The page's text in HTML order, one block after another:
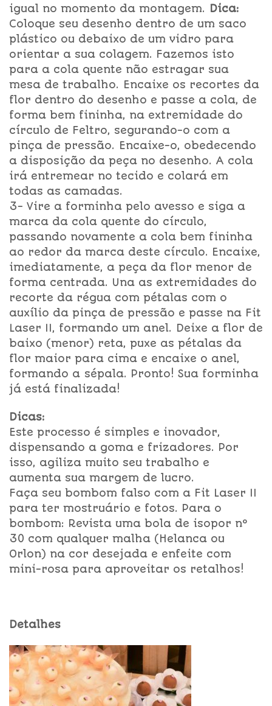
igual no momento da montagem. Dica:
Coloque seu desenho dentro de um saco
plástico ou debaixo de um vidro para
orientar a sua colagem. Fazemos isto
para a cola quente não estragar sua
mesa de trabalho. Encaixe os recortes da
flor dentro do desenho e passe a cola, de
forma bem fininha, na extremidade do
círculo de Feltro, segurando-o com a
pinça de pressão. Encaixe-o, obedecendo
a disposição da peça no desenho. A cola
irá entremear no tecido e colará em
todas as camadas.
3- Vire a forminha pelo avesso e siga a
marca da cola quente do círculo,
passando novamente a cola bem fininha
ao redor da marca deste círculo. Encaixe,
imediatamente, a peça da flor menor de
forma centrada. Una as extremidades do
recorte da régua com pétalas com o
auxílio da pinça de pressão e passe na Fit
Laser II, formando um anel. Deixe a flor de
baixo (menor) reta, puxe as pétalas da
flor maior para cima e encaixe o anel,
formando a sépala. Pronto! Sua forminha
já está finalizada!
Dicas:
Este processo é simples e inovador,
dispensando a goma e frizadores. Por
isso, agiliza muito seu trabalho e
aumenta sua margem de lucro.
Faça seu bombom falso com a Fit Laser II
para ter mostruário e fotos. Para o
bombom: Revista uma bola de isopor nº
30 com qualquer malha (Helanca ou
Orlon) na cor desejada e enfeite com
mini-rosa para aproveitar os retalhos!
Detalhes